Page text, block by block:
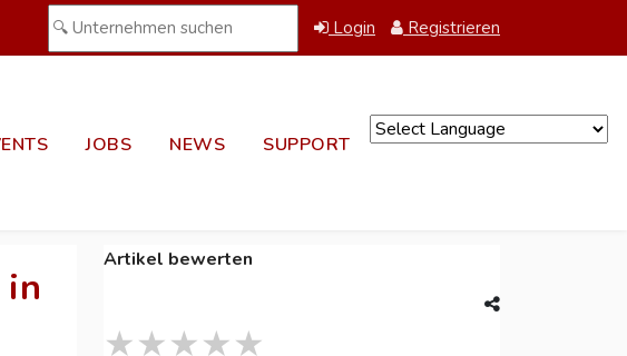
Login Registrieren
JOBS NEWS SUPPORT
Artikel bewerten